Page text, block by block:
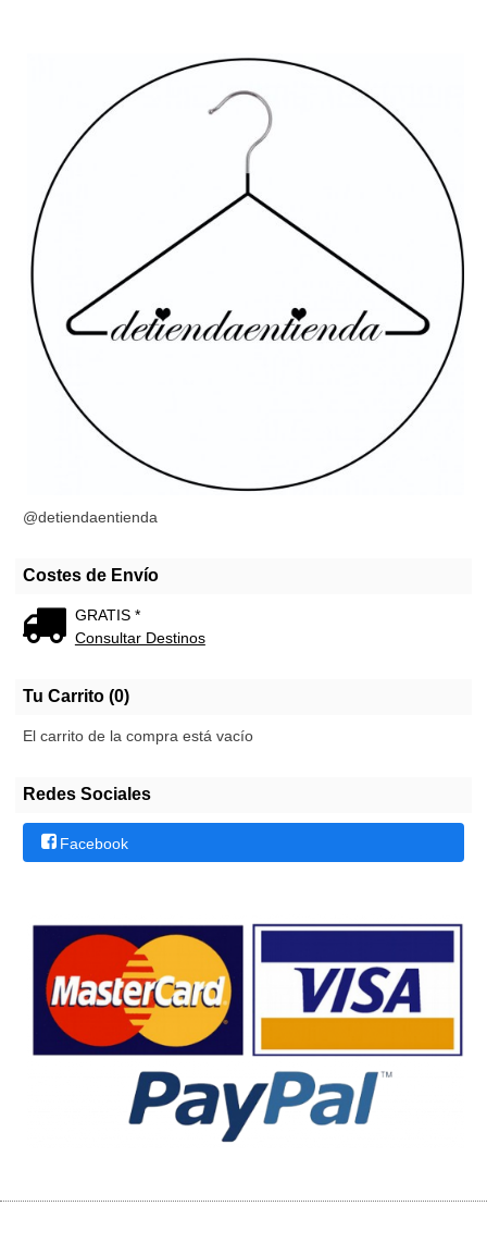
@detiendaentienda
Costes de Envío
GRATIS *
Consultar Destinos
Tu Carrito (0)
El carrito de la compra está vacío
Redes Sociales
Facebook